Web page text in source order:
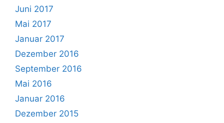
Juni 2017
Mai 2017
Januar 2017
Dezember 2016
September 2016
Mai 2016
Januar 2016
Dezember 2015